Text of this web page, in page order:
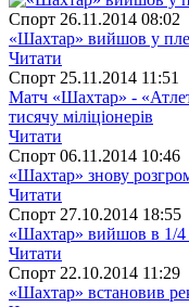
Спорт 26.11.2014 08:02
«Шахтар» вийшов у
Читати
Спорт 25.11.2014 11:51
Матч «Шахтар» -
тисячу міліціонерів
Читати
Спорт 06.11.2014 10:46
«Шахтар» знову
Читати
Спорт 27.10.2014 18:55
«Шахтар» вийшов в 1/4
Читати
Спорт 22.10.2014 11:29
«Шахтар» встановив